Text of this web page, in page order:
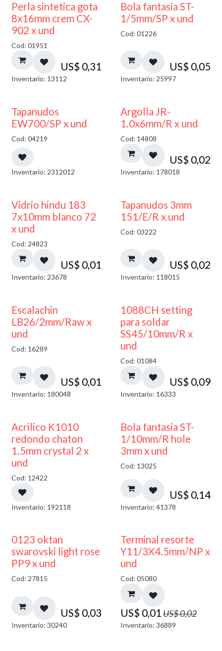
Perla sintetica gota
8x16mm crem CX-
902 x und
Cod: 01951
US$ 0,31
Inventario: 13112
Bola fantasia ST-
1/5mm/SP x und
Cod: 01226
US$ 0,05
Inventario: 25997
50% DESCUENTO
Tapanudos
EW700/SP x und
Cod: 04219
Inventario: 2312012
Argolla JR-
1.0x6mm/R x und
Cod: 14808
US$ 0,02
Inventario: 178018
40% DESCUENTO
Vidrio hindu 183
7x10mm blanco 72
x und
Cod: 24823
US$ 0,01
Inventario: 23678
Tapanudos 3mm
151/E/R x und
Cod: 03222
US$ 0,02
Inventario: 118015
Escalachin
LB26/2mm/Raw x
und
Cod: 16289
US$ 0,01
Inventario: 180048
1088CH setting
para soldar
SS45/10mm/R x
und
Cod: 01084
US$ 0,09
Inventario: 16333
50% DESCUENTO
Acrilico K1010
redondo chaton
1.5mm crystal 2 x
und
Cod: 12422
Inventario: 192118
Bola fantasia ST-
1/10mm/R hole
3mm x und
Cod: 13025
US$ 0,14
Inventario: 41378
0123 oktan
swarovski light rose
PP9 x und
Cod: 27815
US$ 0,03
Inventario: 30240
50% DESCUENTO
Terminal resorte
Y11/3X4.5mm/NP x
und
Cod: 05080
US$ 0,01 US$0,02
Inventario: 36889